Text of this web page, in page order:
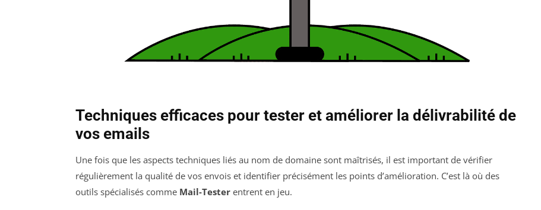
Techniques efficaces pour tester et améliorer la délivrabilité de
vos emails
Une fois que les aspects techniques liés au nom de domaine sont maîtrisés, il est important de vérifier
régulièrement la qualité de vos envois et identifier précisément les points d’amélioration. C’est là où des
outils spécialisés comme Mail-Tester entrent en jeu.